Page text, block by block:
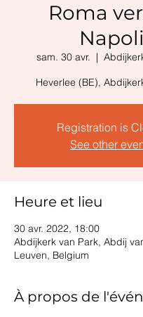
Roma
Napoli
sam. 30 avr.
  |
Heverlee (BE),
Registration is
See other
Heure et lieu
30 avr. 2022, 18:00
Abdijkerk van Park, Abdij
Leuven, Belgium
À propos de